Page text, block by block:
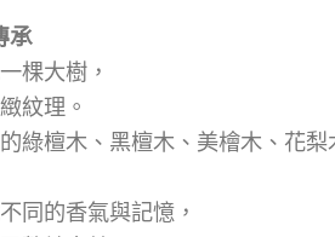
承
棵大樹，
紋理。
綠檀木、黑檀木、美檜木、花
同的香氣與記憶，